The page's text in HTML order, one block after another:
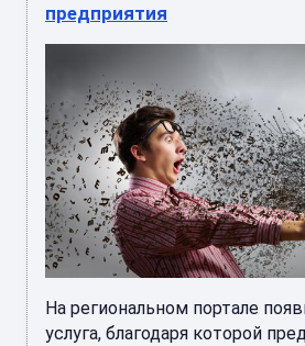
предприятия
На региональном портале
услуга, благодаря которой